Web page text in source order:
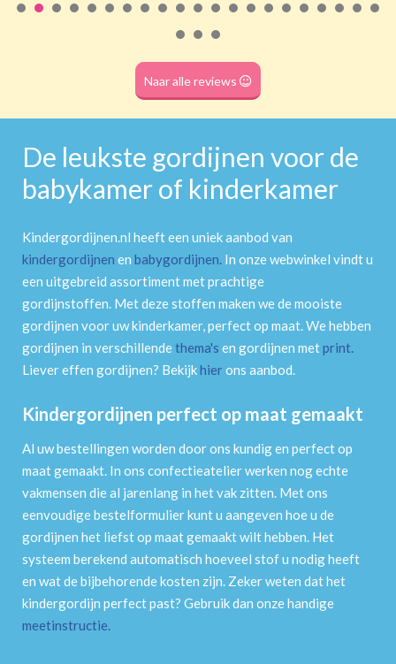
(dubbele tunnel)
Naar alle reviews
De leukste gordijnen voor de
babykamer of kinderkamer
Kindergordijnen.nl heeft een uniek aanbod van
kindergordijnen en babygordijnen. In onze webwinkel vindt u
een uitgebreid assortiment met prachtige
gordijnstoffen. Met deze stoffen maken we de mooiste
gordijnen voor uw kinderkamer, perfect op maat. We hebben
gordijnen in verschillendethema's en gordijnen metprint.
Liever effen gordijnen? Bekijkhierons aanbod.
Kindergordijnen perfect op maat gemaakt
Al uw bestellingen worden door ons kundig en perfect op
maat gemaakt. In ons confectieatelier werken nog echte
vakmensen die al jarenlang in het vak zitten. Met ons
eenvoudige bestelformulier kunt u aangeven hoe u de
gordijnen het liefst op maat gemaakt wilt hebben. Het
systeem berekend automatisch hoeveel stof u nodig heeft
en wat de bijbehorende kosten zijn. Zeker weten dat het
kindergordijn perfect past? Gebruik dan onze handige
meetinstructie.